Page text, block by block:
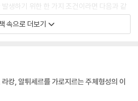
생하기 위한 한 가지 조건이라면 다음과 같
다. 권력이 취하는 정신적 형태란 무엇인가?
과 함께 권력의 이론도 사고해야 할 것을 요
려는 이들은 한 주체가 자신의 종속에 정념적
냉소적으로 거론해 왔다. 만일 어떤 주체가
거나 유지하려 한다는 점을 보일 수 있다면,
속으로 더보기
캉, 알튀세르를 가로지르는 주체형성의 이